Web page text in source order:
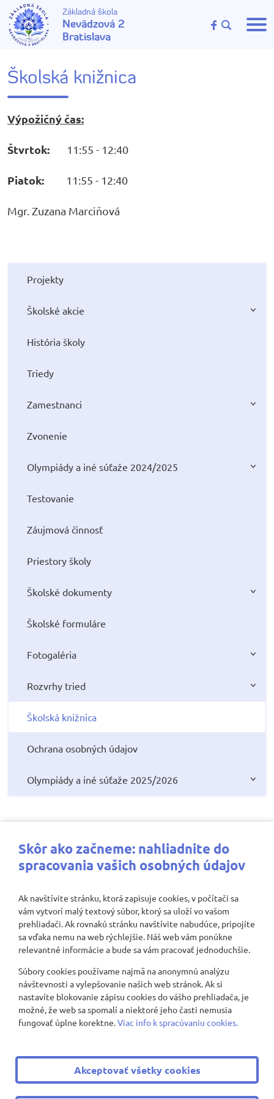
Základná škola
Nevädzová 2
Bratislava
Školská knižnica
Výpožičný čas:
Štvrtok: 11:55 - 12:40
Piatok: 11:55 - 12:40
Mgr. Zuzana Marciňová
Projekty
Školské akcie
História školy
Triedy
Zamestnanci
Zvonenie
Olympiády a iné súťaže 2024/2025
Testovanie
Záujmová činnosť
Priestory školy
Školské dokumenty
Školské formuláre
Fotogaléria
Rozvrhy tried
Školská knižnica
Ochrana osobných údajov
Olympiády a iné súťaže 2025/2026
Najbližšie aktivity
Nenašli sa žiadne záznamy
Zobraziť viac
© 2008 - 2026 ZŠ Nevädzová 2 | Všetky práva vyhradené
|
Ochrana osobných údajov |
Cookies nastavenie
Skôr ako začneme: nahliadnite do
spracovania vašich osobných údajov
Ak navštívite stránku, ktorá zapisuje cookies, v počítači sa
vám vytvorí malý textový súbor, ktorý sa uloží vo vašom
prehliadači. Ak rovnakú stránku navštívite nabudúce, pripojíte
sa vďaka nemu na web rýchlejšie. Náš web vám ponúkne
relevantné informácie a bude sa vám pracovať jednoduchšie.
Súbory cookies používame najmä na anonymnú analýzu
návštevnosti a vylepšovanie našich web stránok. Ak si
nastavíte blokovanie zápisu cookies do vášho prehliadača, je
možné, že web sa spomalí a niektoré jeho časti nemusia
fungovať úplne korektne.Viac info k spracúvaniu cookies.
Akceptovať všetky cookies